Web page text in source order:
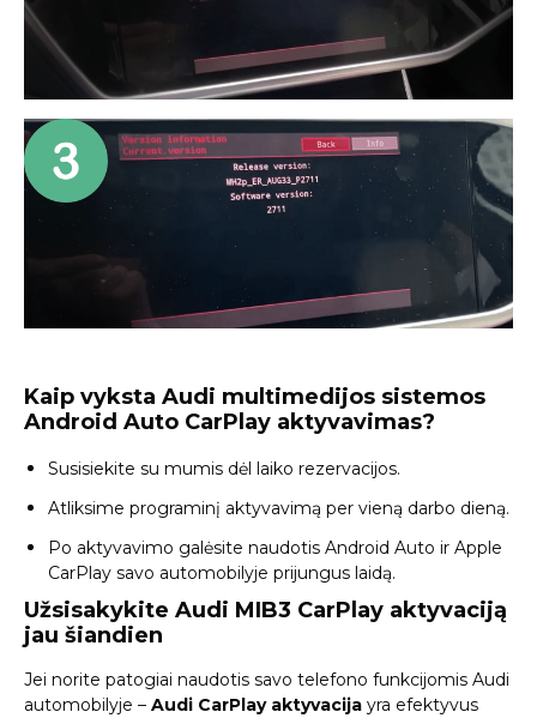
Kaip vyksta Audi multimedijos sistemos
Android Auto CarPlay aktyvavimas?
Susisiekite su mumis dėl laiko rezervacijos.
Atliksime programinį aktyvavimą per vieną darbo dieną.
Po aktyvavimo galėsite naudotis Android Auto ir Apple
CarPlay savo automobilyje prijungus laidą.
Užsisakykite Audi MIB3 CarPlay aktyvaciją
jau šiandien
Jei norite patogiai naudotis savo telefono funkcijomis Audi
automobilyje – Audi CarPlay aktyvacija yra efektyvus